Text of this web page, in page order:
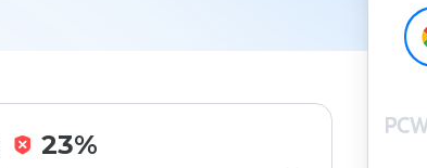
23%